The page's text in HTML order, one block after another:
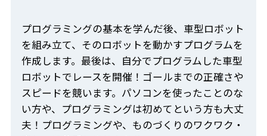
プログラミングの基本を学んだ後、車型ロボット
を組み立て、そのロボットを動かすプログラムを
作成します。最後は、自分でプログラムした車型
ロボットでレースを開催！ゴールまでの正確さや
スピードを競います。パソコンを使ったことのな
い方や、プログラミングは初めてという方も大丈
夫！プログラミングや、ものづくりのワクワク・